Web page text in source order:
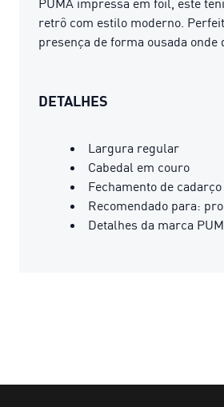
retrô com estilo moderno.
presença de forma ousada onde
DETALHES
Largura regular
Cabedal em couro
Fechamento de cadarço
Recomendado para:
Detalhes da marca